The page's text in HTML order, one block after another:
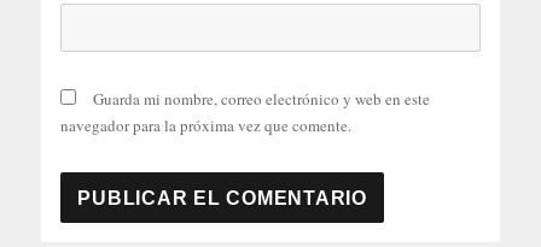
Guarda mi nombre, correo electrónico y web en este
navegador para la próxima vez que comente.